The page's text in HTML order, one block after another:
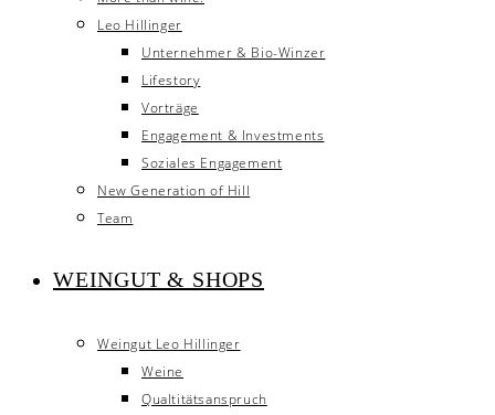
Leo Hillinger
Unternehmer & Bio-Winzer
Lifestory
Vorträge
Engagement & Investments
Soziales Engagement
New Generation of Hill
Team
WEINGUT & SHOPS
Weingut Leo Hillinger
Weine
Qualtitätsanspruch